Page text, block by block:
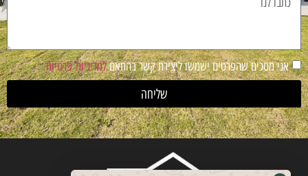
אני מסכים שהפרטים ישמשו ליצירת קשר בהתאםלמדיניות פרטיות
שליחה